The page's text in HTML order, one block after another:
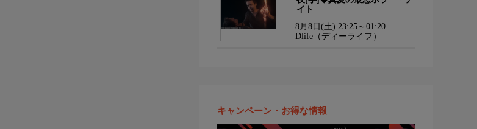
イト
8月8日(土) 23:25～01:20
Dlife（ディーライフ）
キャンペーン・お得な情報